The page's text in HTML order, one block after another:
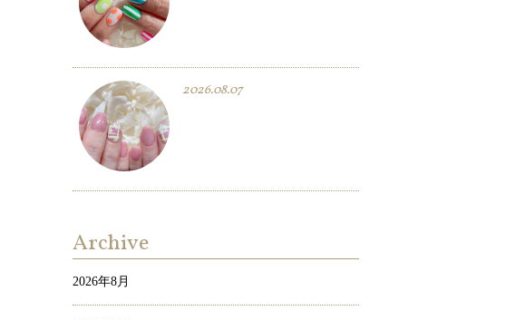
2026.08.07
Archive
2026年8月